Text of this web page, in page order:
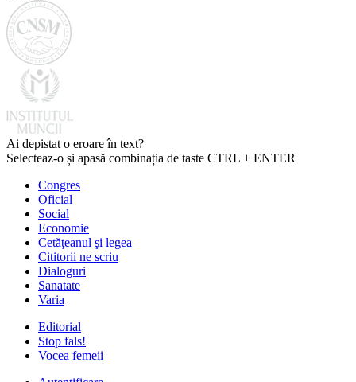
Ai depistat o eroare în text?
Selecteaz-o și apasă combinația de taste CTRL + ENTER
Congres
Oficial
Social
Economie
Cetăţeanul şi legea
Cititorii ne scriu
Dialoguri
Sanatate
Varia
Editorial
Stop fals!
Vocea femeii